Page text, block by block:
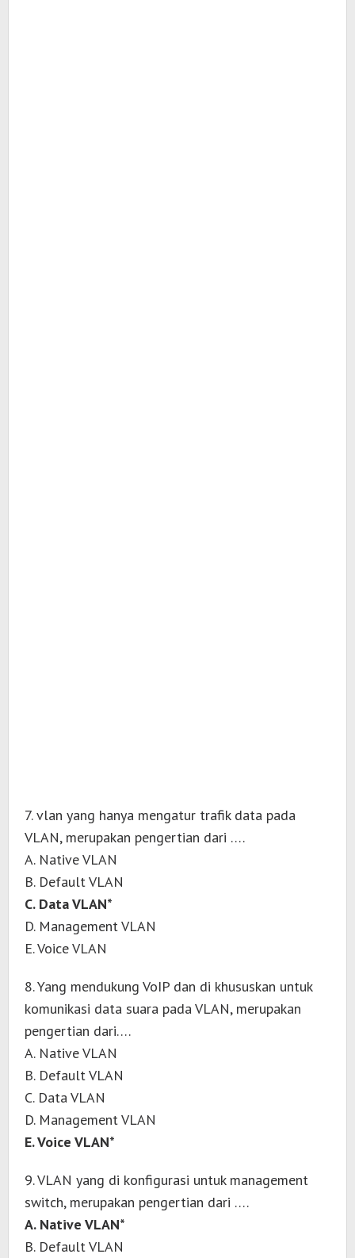
7. vlan yang hanya mengatur trafik data pada
VLAN, merupakan pengertian dari ….
A. Native VLAN
B. Default VLAN
C. Data VLAN*
D. Management VLAN
E. Voice VLAN
8. Yang mendukung VoIP dan di khususkan untuk
komunikasi data suara pada VLAN, merupakan
pengertian dari….
A. Native VLAN
B. Default VLAN
C. Data VLAN
D. Management VLAN
E. Voice VLAN*
9. VLAN yang di konfigurasi untuk management
switch, merupakan pengertian dari ….
A. Native VLAN*
B. Default VLAN